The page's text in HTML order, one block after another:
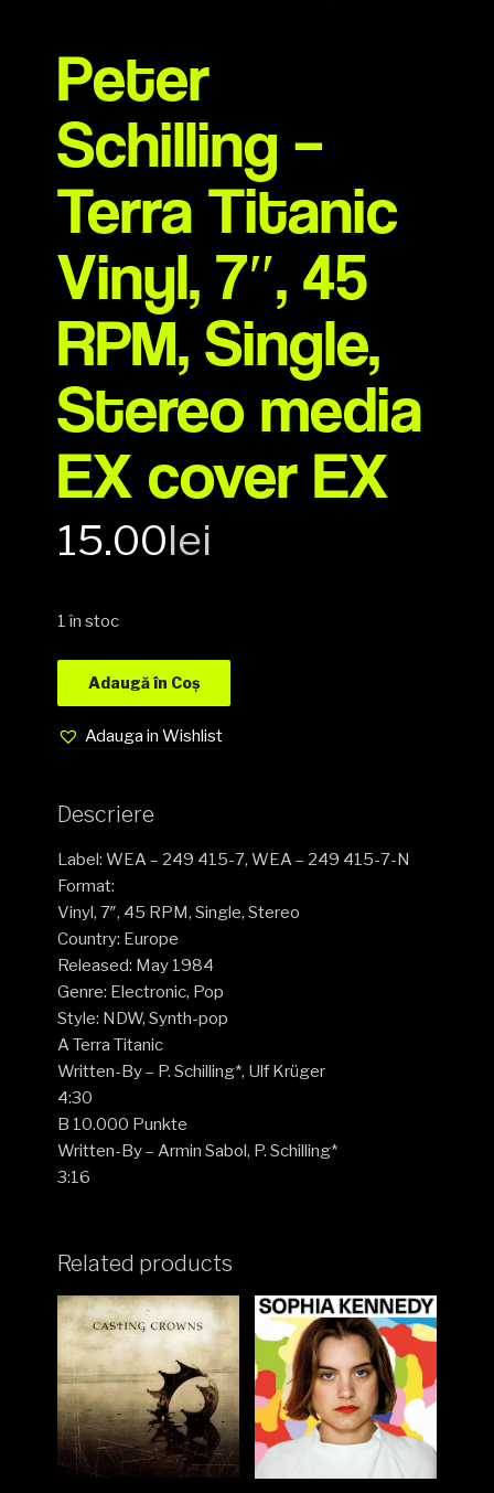
Peter
Schilling –
Terra Titanic
Vinyl, 7″, 45
RPM, Single,
Stereo media
EX cover EX
15.00lei
1 în stoc
Adaugă în Coș
Adauga in Wishlist
Descriere
Label: WEA – 249 415-7, WEA – 249 415-7-N
Format:
Vinyl, 7″, 45 RPM, Single, Stereo
Country: Europe
Released: May 1984
Genre: Electronic, Pop
Style: NDW, Synth-pop
A Terra Titanic
Written-By – P. Schilling*, Ulf Krüger
4:30
B 10.000 Punkte
Written-By – Armin Sabol, P. Schilling*
3:16
Related products